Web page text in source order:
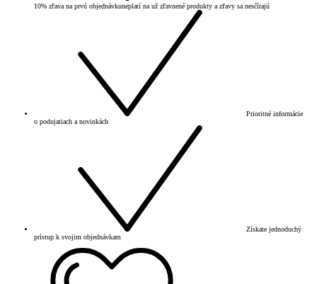
10% zľava na prvú objednávkuneplatí na už zľavnené produkty a zľavy sa nesčítajú
Prioritné informácie
o podujatiach a novinkách
Získate jednoduchý
prístup k svojim objednávkam